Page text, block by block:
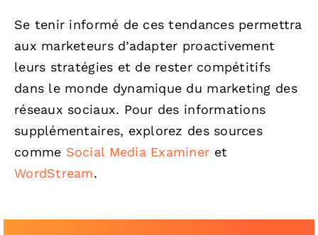
Se tenir informé de ces tendances permettra
aux marketeurs d’adapter proactivement
leurs stratégies et de rester compétitifs
dans le monde dynamique du marketing des
réseaux sociaux. Pour des informations
supplémentaires, explorez des sources
comme Social Media Examiner et
WordStream.